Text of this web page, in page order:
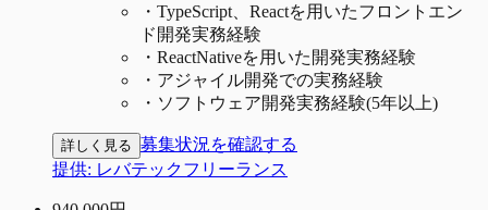
・ TypeScript、Reactを用いたフロントエン
ド開発実務経験
・ ReactNativeを用いた開発実務経験
・ アジャイル開発での実務経験
・ ソフトウェア開発実務経験(5年以上)
詳しく見る 募集状況を確認する
提供: レバテックフリーランス